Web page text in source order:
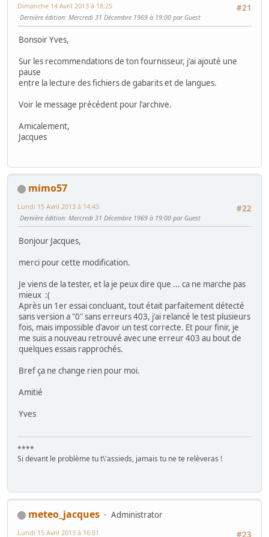
#21
Dimanche 14 Avril 2013 à 18:25
Dernière édition: Mercredi 31 Décembre 1969 à 19:00 par Guest
Bonsoir Yves,
Sur les recommendations de ton fournisseur, j'ai ajouté une
pause
entre la lecture des fichiers de gabarits et de langues.
Voir le message précédent pour l'archive.
Amicalement,
Jacques
mimo57
#22
Lundi 15 Avril 2013 à 14:43
Dernière édition: Mercredi 31 Décembre 1969 à 19:00 par Guest
Bonjour Jacques,
merci pour cette modification.
Je viens de la tester, et la je peux dire que ... ca ne marche pas
mieux :(
Après un 1er essai concluant, tout était parfaitement détecté
sans version a "0" sans erreurs 403, j'ai relancé le test plusieurs
fois, mais impossible d'avoir un test correcte. Et pour finir, je
me suis a nouveau retrouvé avec une erreur 403 au bout de
quelques essais rapprochés.
Bref ça ne change rien pour moi.
Amitié
Yves
****
Si devant le problème tu t\'assieds, jamais tu ne te relèveras !
meteo_jacques
Administrator
#23
Lundi 15 Avril 2013 à 16:01